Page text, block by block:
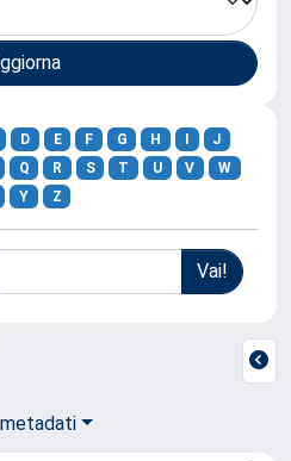
D E F G H
J
Q R S T U V
W
Y Z